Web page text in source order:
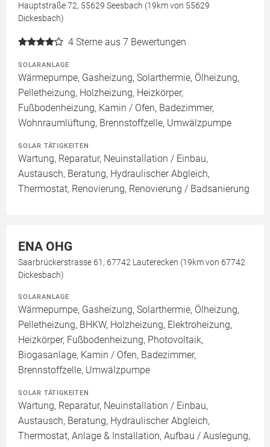
Hauptstraße 72, 55629 Seesbach (19km von 55629
Dickesbach)
4 Sterne aus 7 Bewertungen
SOLARANLAGE
Wärmepumpe, Gasheizung, Solarthermie, Ölheizung,
Pelletheizung, Holzheizung, Heizkörper,
Fußbodenheizung, Kamin / Ofen, Badezimmer,
Wohnraumlüftung, Brennstoffzelle, Umwälzpumpe
SOLAR TÄTIGKEITEN
Wartung, Reparatur, Neuinstallation / Einbau,
Austausch, Beratung, Hydraulischer Abgleich,
Thermostat, Renovierung, Renovierung / Badsanierung
ENA OHG
Saarbrückerstrasse 61, 67742 Lauterecken (19km von 67742
Dickesbach)
SOLARANLAGE
Wärmepumpe, Gasheizung, Solarthermie, Ölheizung,
Pelletheizung, BHKW, Holzheizung, Elektroheizung,
Heizkörper, Fußbodenheizung, Photovoltaik,
Biogasanlage, Kamin / Ofen, Badezimmer,
Brennstoffzelle, Umwälzpumpe
SOLAR TÄTIGKEITEN
Wartung, Reparatur, Neuinstallation / Einbau,
Austausch, Beratung, Hydraulischer Abgleich,
Thermostat, Anlage & Installation, Aufbau / Auslegung,